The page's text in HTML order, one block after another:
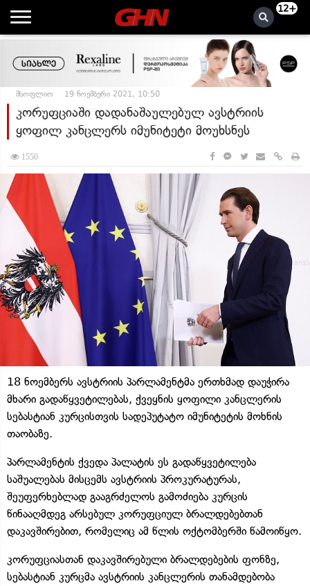
12+
მსოფლიო 19 ნოემბერი 2021, 10:50
კორუფციაში დადანაშაულებულ ავსტრიის
ყოფილ კანცლერს იმუნიტეტი მოუხსნეს
1550
18 ნოემბერს ავსტრიის პარლამენტმა ერთხმად დაუჭირა
მხარი გადაწყვეტილებას, ქვეყნის ყოფილი კანცლერის
სებასტიან კურცისთვის სადეპუტატო იმუნიტეტის მოხნის
თაობაზე.
პარლამენტის ქვედა პალატის ეს გადაწყვეტილება
საშუალებას მისცემს ავსტრიის პროკურატურას,
შეუფერხებლად გააგრძელოს გამოძიება კურცის
წინააღმდეგ არსებულ კორუფციულ ბრალდებებთან
დაკავშირებით, რომელიც ამ წლის ოქტომბერში წამოიწყო.
კორუფციასთან დაკავშირებული ბრალდებების ფონზე,
სებასტიან კურცმა ავსტრიის კანცლერის თანამდებობა